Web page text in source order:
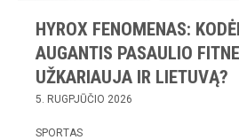
HYROX FENOMENAS:
AUGANTIS PASAULIO
UŽKARIAUJA IR LIETUVĄ?
5. RUGPJŪČIO 2026
SPORTAS